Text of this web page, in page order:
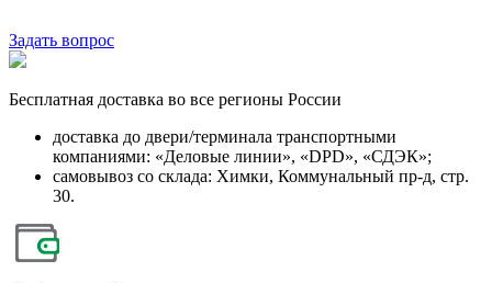
Задать вопрос
Бесплатная доставка во все регионы России
доставка до двери/терминала транспортными
компаниями: «Деловые линии», «DPD», «СДЭК»;
самовывоз со склада: Химки, Коммунальный пр-д, стр.
30.